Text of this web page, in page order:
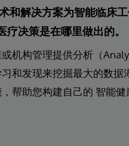
和解决方案为智能临床
决策是在哪里做出的。
机构管理提供分析（
和发现来挖掘最大的数据
帮助您构建自己的 智能健